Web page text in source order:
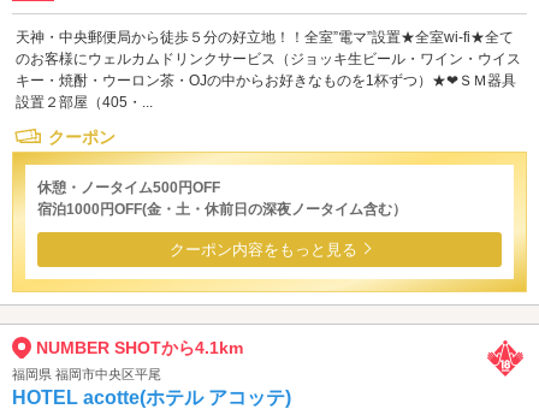
天神・中央郵便局から徒歩５分の好立地！！全室”電マ”設置★全室wi-fi★全て
のお客様にウェルカムドリンクサービス（ジョッキ生ビール・ワイン・ウイス
キー・焼酎・ウーロン茶・OJの中からお好きなものを1杯ずつ）★❤ＳＭ器具
設置２部屋（405・...
クーポン
休憩・ノータイム500円OFF
宿泊1000円OFF(金・土・休前日の深夜ノータイム含む）
クーポン内容をもっと見る
NUMBER SHOTから4.1km
福岡県 福岡市中央区平尾
HOTEL acotte(ホテル アコッテ)